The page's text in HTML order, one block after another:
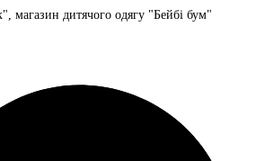
магазин дитячого одягу "Бейбі бум"